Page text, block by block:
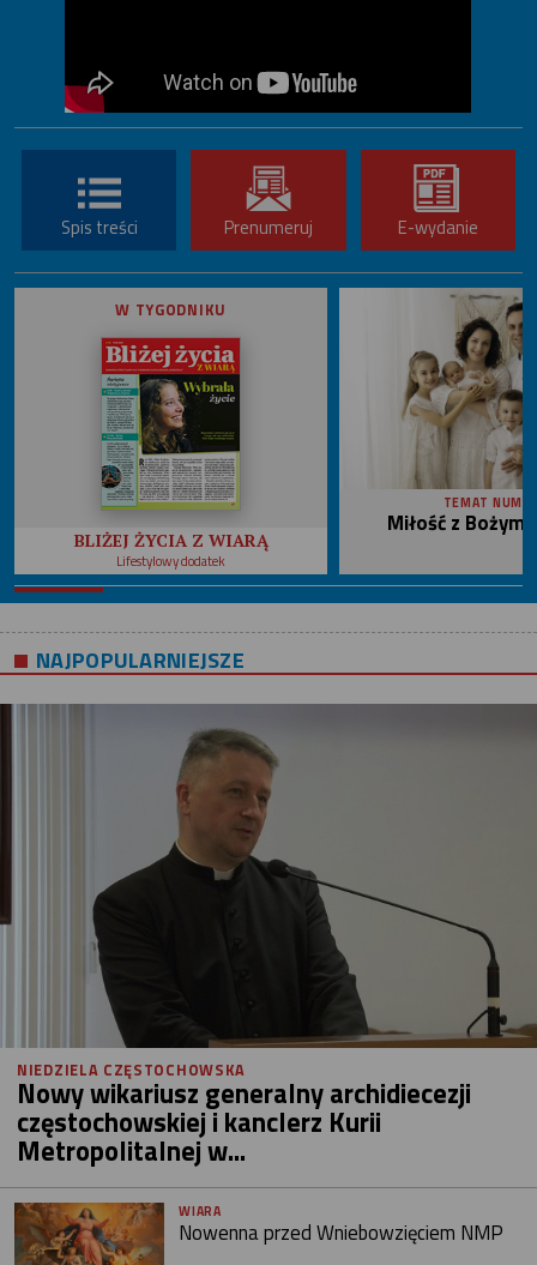
Spis treści Prenumeruj E-wydanie
W TYGODNIKU
BLIŻEJ ŻYCIA Z WIARĄ
Lifestylowy dodatek
TEMAT
Miłość z
NAJPOPULARNIEJSZE
NIEDZIELA CZĘSTOCHOWSKA
Nowy wikariusz generalny archidiecezji
częstochowskiej i kanclerz Kurii
Metropolitalnej w...
WIARA
Nowenna przed Wniebowzięciem NMP